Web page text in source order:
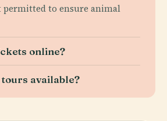
permitted to ensure animal
online?
available?